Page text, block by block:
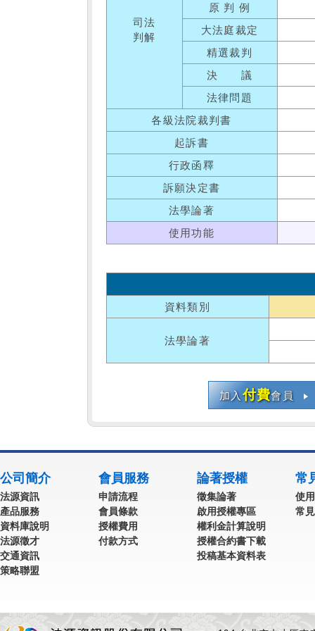
司法
判解
原 判 例
大法庭裁定
精選裁判
決 議
法律問題
各級法院裁判書
起訴書
行政函釋
訴願決定書
法學論著
使用功能
資料類別
法學論著
加入付費會員
公司簡介
法源資訊
產品服務
資料庫說明
法源徵才
交通資訊
策略聯盟
會員服務
申請流程
會員條款
授權費用
付款方式
論著授權
徵集論著
啟用授權專區
權利金計算說明
授權合約書下載
投稿基本資料表
常
使
常